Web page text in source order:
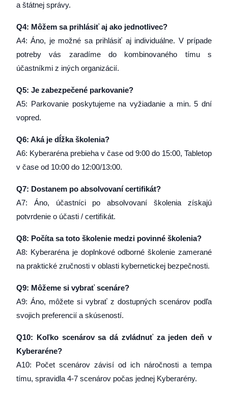
a štátnej správy.
Q4: Môžem sa prihlásiť aj ako jednotlivec?
A4: Áno, je možné sa prihlásiť aj individuálne. V prípade
potreby vás zaradíme do kombinovaného tímu s
účastníkmi z iných organizácií.
Q5: Je zabezpečené parkovanie?
A5: Parkovanie poskytujeme na vyžiadanie a min. 5 dní
vopred.
Q6: Aká je dĺžka školenia?
A6: Kyberaréna prebieha v čase od 9:00 do 15:00, Tabletop
v čase od 10:00 do 12:00/13:00.
Q7: Dostanem po absolvovaní certiﬁkát?
A7: Áno, účastníci po absolvovaní školenia získajú
potvrdenie o účasti / certiﬁkát.
Q8: Počíta sa toto školenie medzi povinné školenia?
A8: Kyberaréna je doplnkové odborné školenie zamerané
na praktické zručnosti v oblasti kybernetickej bezpečnosti.
Q9: Môžeme si vybrať scenáre?
A9: Áno, môžete si vybrať z dostupných scenárov podľa
svojich preferencií a skúseností.
Q10: Koľko scenárov sa dá zvládnuť za jeden deň v
Kyberaréne?
A10: Počet scenárov závisí od ich náročnosti a tempa
tímu, spravidla 4-7 scenárov počas jednej Kyberarény.